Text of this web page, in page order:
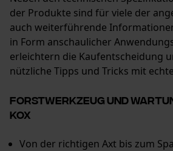
der Produkte sind für viele der
auch weiterführende
in Form anschaulicher
erleichtern die Kaufentscheidung
nützliche Tipps und Tricks mit
Forstwerkzeug und
KOX
Von der richtigen Axt bis zum
YouTube-Videos
Google Maps
Kontaktaufnahme
Marketing Cookies